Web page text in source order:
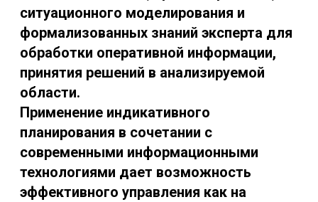
ситуационного моделирования и
формализованных знаний эксперта для
обработки оперативной информации,
принятия решений в анализируемой
области.
Применение индикативного
планирования в сочетании с
современными информационными
технологиями дает возможность
эффективного управления как на